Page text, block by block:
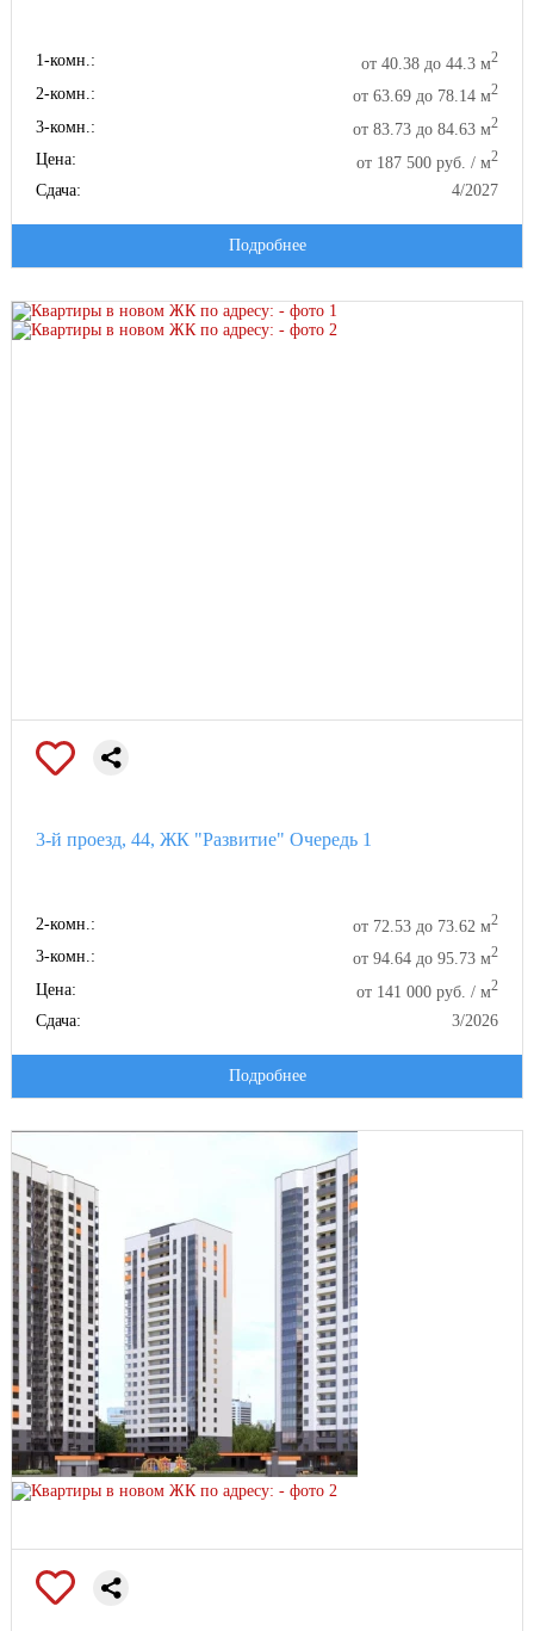
1-комн.: от 40.38 до 44.3 м2
2-комн.: от 63.69 до 78.14 м2
3-комн.: от 83.73 до 84.63 м2
Цена: от 187 500 руб. / м2
Сдача: 4/2027
Подробнее
3-й проезд, 44, ЖК "Развитие" Очередь 1
2-комн.: от 72.53 до 73.62 м2
3-комн.: от 94.64 до 95.73 м2
Цена: от 141 000 руб. / м2
Сдача: 3/2026
Подробнее